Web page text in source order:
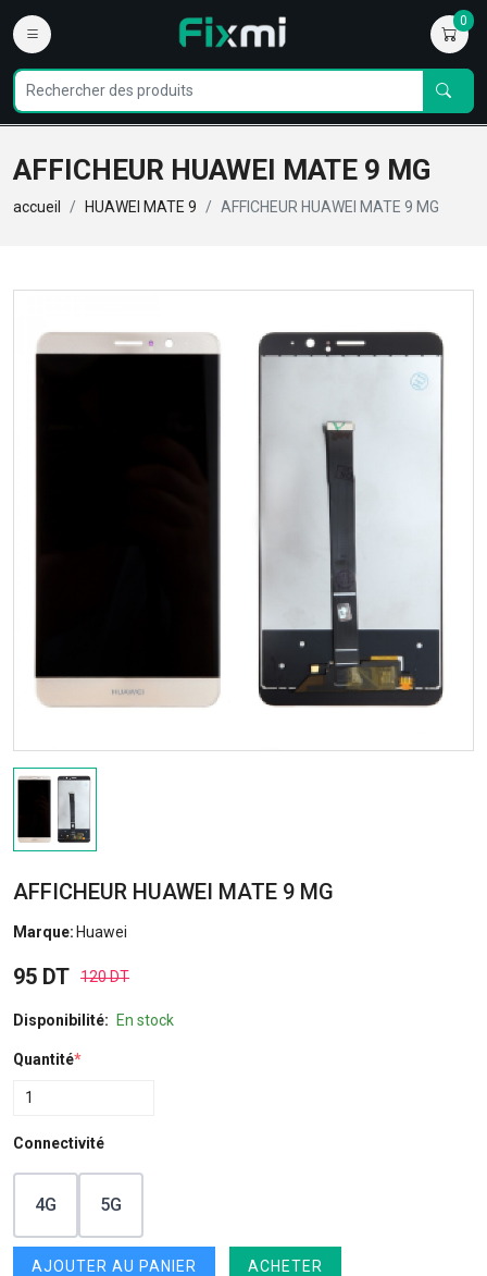
0
AFFICHEUR HUAWEI MATE 9 MG
accueil HUAWEI MATE 9 AFFICHEUR HUAWEI MATE 9 MG
AFFICHEUR HUAWEI MATE 9 MG
Marque: Huawei
95 DT 120 DT
Disponibilité: En stock
Quantité*
Connectivité
4G 5G
AJOUTER AU PANIER ACHETER